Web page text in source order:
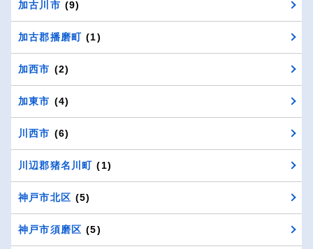
加古川市 (9)
加古郡播磨町 (1)
加西市 (2)
加東市 (4)
川西市 (6)
川辺郡猪名川町 (1)
神戸市北区 (5)
神戸市須磨区 (5)